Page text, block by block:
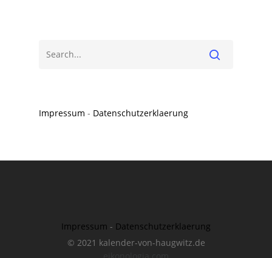
Impressum - Datenschutzerklaerung
Impressum - Datenschutzerklaerung
© 2021 kalender-von-haugwitz.de